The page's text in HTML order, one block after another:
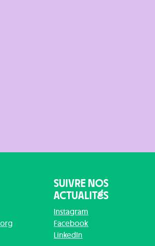
SUIVRE NOS
ACTUALITÉS
Instagram
Facebook
LinkedIn